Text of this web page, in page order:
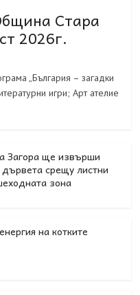
Стара
2026г.
„България – загадки
игри; Арт ателие
Загора ще извърши
срещу листни
зона
на котките